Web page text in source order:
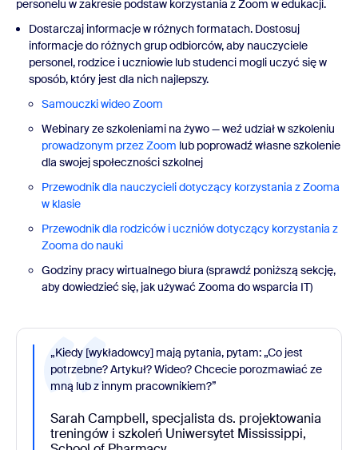
personelu w zakresie podstaw korzystania z Zoom w edukacji.
Dostarczaj informacje w różnych formatach. Dostosuj
informacje do różnych grup odbiorców, aby nauczyciele
personel, rodzice i uczniowie lub studenci mogli uczyć się w
sposób, który jest dla nich najlepszy.
Samouczki wideo Zoom
Webinary ze szkoleniami na żywo — weź udział w szkoleniu
prowadzonym przez Zoom lub poprowadź własne szkolenie
dla swojej społeczności szkolnej
Przewodnik dla nauczycieli dotyczący korzystania z Zooma
w klasie
Przewodnik dla rodziców i uczniów dotyczący korzystania z
Zooma do nauki
Godziny pracy wirtualnego biura (sprawdź poniższą sekcję,
aby dowiedzieć się, jak używać Zooma do wsparcia IT)
„Kiedy [wykładowcy] mają pytania, pytam: „Co jest
potrzebne? Artykuł? Wideo? Chcecie porozmawiać ze
mną lub z innym pracownikiem?”
Sarah Campbell, specjalista ds. projektowania
treningów i szkoleń Uniwersytet Mississippi,